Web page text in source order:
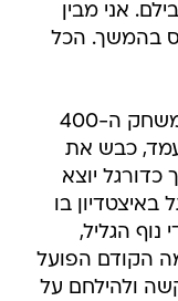
אני מבין
בהמשך. הכל
איתי שכטר עלה אתמול כמחליף למשחק ה-400
כבש את
יוצא
בו
הגליל,
הקודם הפועל
ולהילחם על